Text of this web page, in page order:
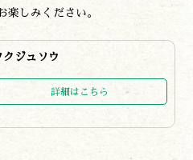
楽しみください。
クジュソウ
詳細はこちら